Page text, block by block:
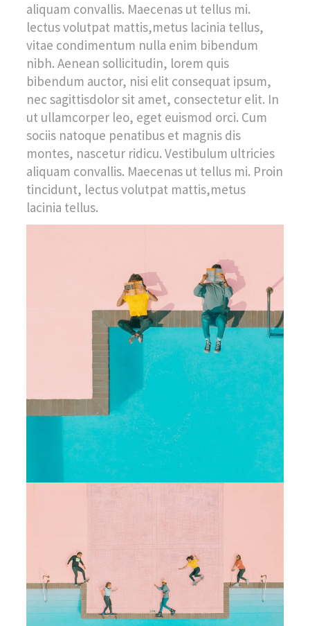
aliquam convallis. Maecenas ut tellus mi.
lectus volutpat mattis,metus lacinia tellus,
vitae condimentum nulla enim bibendum
nibh. Aenean sollicitudin, lorem quis
bibendum auctor, nisi elit consequat ipsum,
nec sagittisdolor sit amet, consectetur elit. In
ut ullamcorper leo, eget euismod orci. Cum
sociis natoque penatibus et magnis dis
montes, nascetur ridicu. Vestibulum ultricies
aliquam convallis. Maecenas ut tellus mi. Proin
tincidunt, lectus volutpat mattis,metus
lacinia tellus.